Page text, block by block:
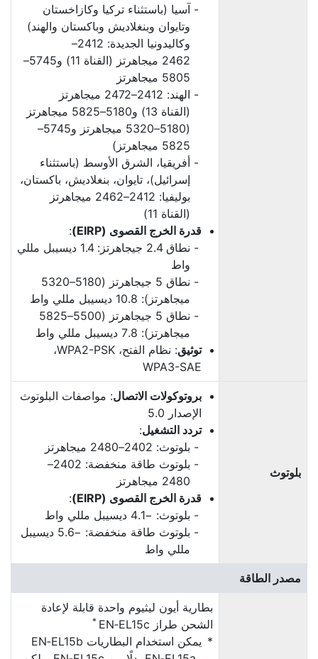
آسيا (باستثناء تركيا وكازاخستان
وتايوان وبنغلاديش وباكستان والهند)
وكاليدونيا الجديدة: 2412–
2462 ميجاهرتز (القناة 11) و5745–
5805 ميجاهرتز
الهند: 2412–2472 ميجاهرتز
(القناة 13) و5180–5825 ميجاهرتز
(5180–5320 ميجاهرتز و5745–
5825 ميجاهرتز)
أفريقيا، الشرق الأوسط (باستثناء
إسرائيل)، تايوان، بنغلاديش، باكستان،
بوليفيا: 2412–2462 ميجاهرتز
(القناة 11)
قدرة الخرج القصوى (EIRP)
:
نطاق 2.4 جيجاهرتز: 1.4 ديسيبل مللي
واط
نطاق 5 جيجاهرتز (5180–5320
ميجاهرتز): 10.8 ديسيبل مللي واط
نطاق 5 جيجاهرتز (5500–5825
ميجاهرتز): 7.8 ديسيبل مللي واط
توثيق
: نظام الفتح، WPA2-PSK‏،
WPA3-SAE
بلوتوث
بروتوكولات الاتصال: مواصفات البلوتوث
الإصدار 5.0
تردد التشغيل:
بلوتوث: 2402–2480 ميجاهرتز
بلوتوث طاقة منخفضة: 2402–
2480 ميجاهرتز
قدرة الخرج القصوى (EIRP)
:
بلوتوث: −4.1 ديسيبل مللي واط
بلوتوث طاقة منخفضة: −5.6 ديسيبل
مللي واط
مصدر الطاقة
بطارية أيون ليثيوم واحدة قابلة لإعادة
الشحن طراز EN‑EL15c
*
يمكن استخدام البطاريات EN‑EL15b